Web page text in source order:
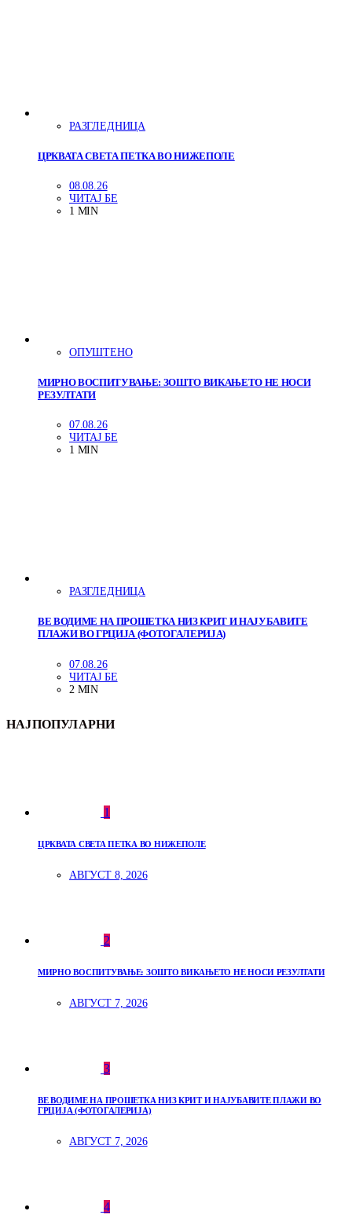
РАЗГЛЕДНИЦА
ЦРКВАТА СВЕТА ПЕТКА ВО НИЖЕПОЛЕ
08.08.26
ЧИТАЈ БЕ
1 MIN
ОПУШТЕНО
МИРНО ВОСПИТУВАЊЕ: ЗОШТО ВИКАЊЕТО НЕ НОСИ
РЕЗУЛТАТИ
07.08.26
ЧИТАЈ БЕ
1 MIN
РАЗГЛЕДНИЦА
ВЕ ВОДИМЕ НА ПРОШЕТКА НИЗ КРИТ И НАЈУБАВИТЕ
ПЛАЖИ ВО ГРЦИЈА (ФОТОГАЛЕРИЈА)
07.08.26
ЧИТАЈ БЕ
2 MIN
НАЈПОПУЛАРНИ
1
ЦРКВАТА СВЕТА ПЕТКА ВО НИЖЕПОЛЕ
АВГУСТ 8, 2026
2
МИРНО ВОСПИТУВАЊЕ: ЗОШТО ВИКАЊЕТО НЕ НОСИ РЕЗУЛТАТИ
АВГУСТ 7, 2026
3
ВЕ ВОДИМЕ НА ПРОШЕТКА НИЗ КРИТ И НАЈУБАВИТЕ ПЛАЖИ ВО
ГРЦИЈА (ФОТОГАЛЕРИЈА)
АВГУСТ 7, 2026
4